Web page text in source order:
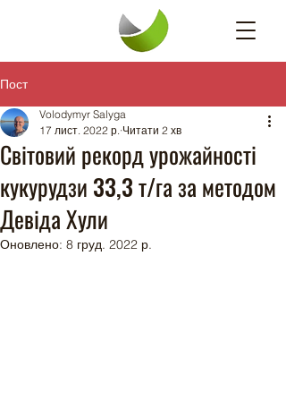
Пост
Світовий рекорд урожайності
кукурудзи 33,3 т/га за методом
Девіда Хули
Volodymyr Salyga
17 лист. 2022 р. Читати 2 хв
Оновлено: 8 груд. 2022 р.